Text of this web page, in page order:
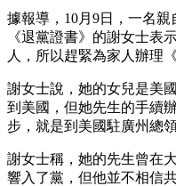
據報導，10月9日，一名
《退黨證書》的謝女士表
人，所以趕緊為家人辦理
謝女士說，她的女兒是美
到美國，但她先生的手續
步，就是到美國駐廣州總
謝女士稱，她的先生曾在
響入了黨，但他並不相信